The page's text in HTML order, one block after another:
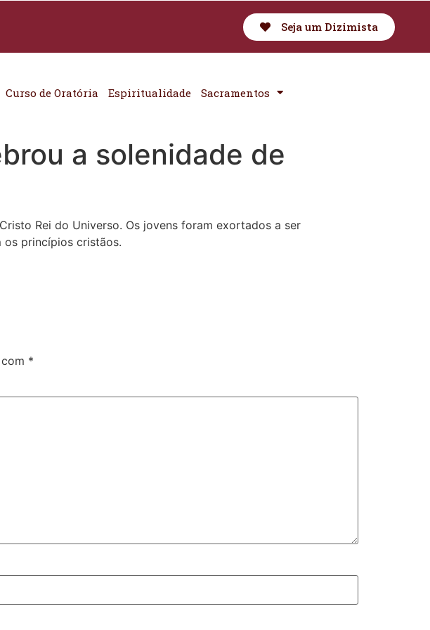
Seja um Dizimista
Curso de Oratória Espiritualidade Sacramentos
a solenidade de
Rei do Universo. Os jovens foram exortados a ser
os princípios cristãos.
*